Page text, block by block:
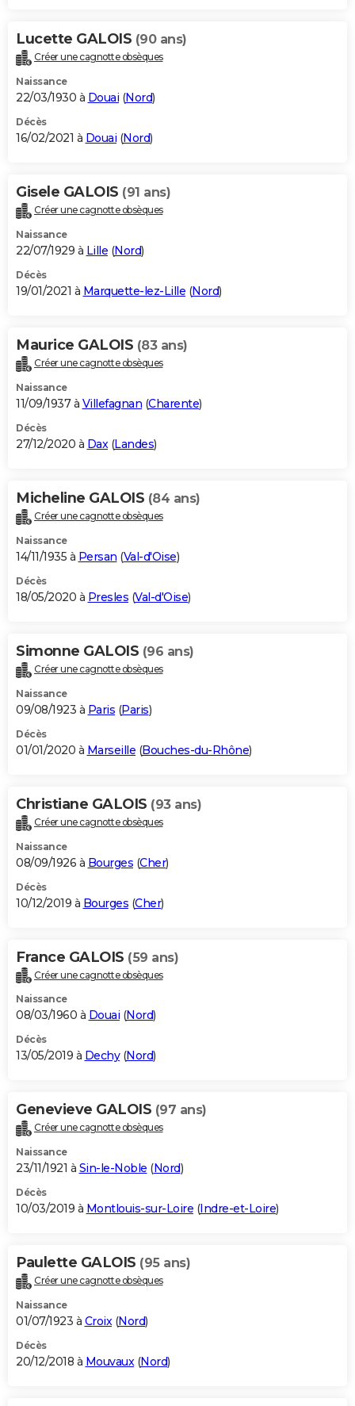
Lucette GALOIS (90 ans)
Créer une cagnotte obsèques
Naissance
22/03/1930 à Douai (Nord)
Décès
16/02/2021 à Douai (Nord)
Gisele GALOIS (91 ans)
Créer une cagnotte obsèques
Naissance
22/07/1929 à Lille (Nord)
Décès
19/01/2021 à Marquette-lez-Lille (Nord)
Maurice GALOIS (83 ans)
Créer une cagnotte obsèques
Naissance
11/09/1937 à Villefagnan (Charente)
Décès
27/12/2020 à Dax(Landes)
Micheline GALOIS (84 ans)
Créer une cagnotte obsèques
Naissance
14/11/1935 à Persan (Val-d'Oise)
Décès
18/05/2020 à Presles (Val-d'Oise)
Simonne GALOIS (96 ans)
Créer une cagnotte obsèques
Naissance
09/08/1923 à Paris (Paris)
Décès
01/01/2020 à Marseille (Bouches-du-Rhône)
Christiane GALOIS (93 ans)
Créer une cagnotte obsèques
Naissance
08/09/1926 à Bourges (Cher)
Décès
10/12/2019 à Bourges (Cher)
France GALOIS (59 ans)
Créer une cagnotte obsèques
Naissance
08/03/1960 à Douai (Nord)
Décès
13/05/2019 à Dechy(Nord)
Genevieve GALOIS (97 ans)
Créer une cagnotte obsèques
Naissance
23/11/1921 à Sin-le-Noble (Nord)
Décès
10/03/2019 à Montlouis-sur-Loire (Indre-et-Loire)
Paulette GALOIS (95 ans)
Créer une cagnotte obsèques
Naissance
01/07/1923 à Croix(Nord)
Décès
20/12/2018 à Mouvaux(Nord)